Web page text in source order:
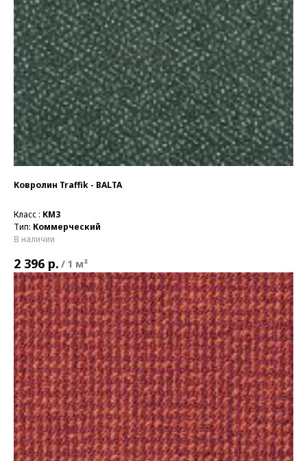
Ковролин Traffik - BALTA
Класс : КМ3
Тип: Коммерческий
В наличии
2 396 р. / 1 м²